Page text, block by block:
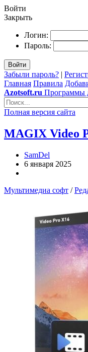
Войти
Закрыть
Логин:
Пароль:
Войти
Забыли пароль? |
Главная Правила
Azotsoft.ru Программы
Полная версия сайта
MAGIX Video
SamDel
6 января 2025
Мультимедиа софт /